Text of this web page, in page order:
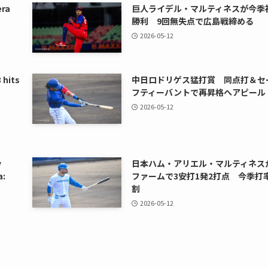
巨人ライデル・マルティネスが今季
勝利 9回無失点で広島戦締める
2026-05-12
hits
中日ロドリゲス猛打賞 同点打＆セ
フティーバントで再昇格へアピール
2026-05-12
日本ハム・アリエル・マルティネス
ファームで3安打1発2打点 今季打
割
2026-05-12